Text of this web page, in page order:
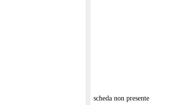
scheda non presente